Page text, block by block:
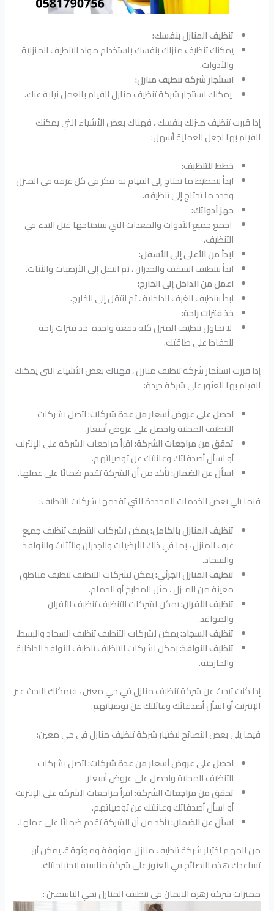
تنظيف المنازل بنفسك:
يمكنك تنظيف منزلك بنفسك باستخدام مواد التنظيف المنزلية
والأدوات.
استئجار شركة تنظيف منازل:
يمكنك استئجار شركة تنظيف منازل للقيام بالعمل نيابة عنك.
إذا قررت تنظيف منزلك بنفسك ، فهناك بعض الأشياء التي يمكنك
القيام بها لجعل العملية أسهل:
خطط للتنظيف:
ابدأ بتخطيط ما تحتاج إلى القيام به. فكر في كل غرفة في المنزل
وحدد ما تحتاج إلى تنظيفه.
جهز أدواتك:
اجمع جميع الأدوات والمعدات التي ستحتاجها قبل البدء في
التنظيف.
ابدأ من الأعلى إلى الأسفل:
ابدأ بتنظيف السقف والجدران ، ثم انتقل إلى الأرضيات والأثاث.
اعمل من الداخل إلى الخارج:
ابدأ بتنظيف الغرف الداخلية ، ثم انتقل إلى الخارج.
خذ فترات راحة:
لا تحاول تنظيف المنزل كله دفعة واحدة. خذ فترات راحة
للحفاظ على طاقتك.
إذا قررت استئجار شركة تنظيف منازل ، فهناك بعض الأشياء التي يمكنك
القيام بها للعثور على شركة جيدة:
احصل على عروض أسعار من عدة شركات:اتصل بشركات
التنظيف المحلية واحصل على عروض أسعار.
تحقق من مراجعات الشركة:اقرأ مراجعات الشركة على الإنترنت
أو اسأل أصدقائك وعائلتك عن توصياتهم.
اسأل عن الضمان:تأكد من أن الشركة تقدم ضمانًا على عملها.
فيما يلي بعض الخدمات المحددة التي تقدمها شركات التنظيف:
تنظيف المنازل بالكامل:يمكن لشركات التنظيف تنظيف جميع
غرف المنزل ، بما في ذلك الأرضيات والجدران والأثاث والنوافذ
والسجاد.
تنظيف المنازل الجزئي:يمكن لشركات التنظيف تنظيف مناطق
معينة من المنزل ، مثل المطبخ أو الحمام.
تنظيف الأفران:يمكن لشركات التنظيف تنظيف الأفران
والمواقد.
تنظيف السجاد:يمكن لشركات التنظيف تنظيف السجاد والبسط.
تنظيف النوافذ:يمكن لشركات التنظيف تنظيف النوافذ الداخلية
والخارجية.
إذا كنت تبحث عن شركة تنظيف منازل في حي معين ، فيمكنك البحث عبر
الإنترنت أو اسأل أصدقائك وعائلتك عن توصياتهم.
فيما يلي بعض النصائح لاختيار شركة تنظيف منازل في حي معين:
احصل على عروض أسعار من عدة شركات:اتصل بشركات
التنظيف المحلية واحصل على عروض أسعار.
تحقق من مراجعات الشركة:اقرأ مراجعات الشركة على الإنترنت
أو اسأل أصدقائك وعائلتك عن توصياتهم.
اسأل عن الضمان:تأكد من أن الشركة تقدم ضمانًا على عملها.
من المهم اختيار شركة تنظيف منازل موثوقة وموثوقة. يمكن أن
تساعدك هذه النصائح في العثور على شركة مناسبة لاحتياجاتك.
مميزات شركة زهرة الايمان في تنظيف المنازل بحي الياسمين :